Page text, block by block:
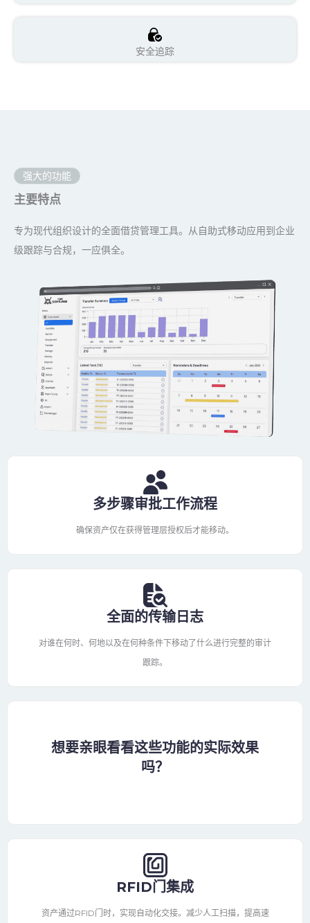
安全追踪
强大的功能
主要特点
专为现代组织设计的全面借贷管理工具。从自助式移动应用到企业
级跟踪与合规，一应俱全。
多步骤审批工作流程
确保资产仅在获得管理层授权后才能移动。
全面的传输日志
对谁在何时、何地以及在何种条件下移动了什么进行完整的审计
跟踪。
想要亲眼看看这些功能的实际效果
吗？
RFID门集成
资产通过RFID门时，实现自动化交接。减少人工扫描，提高速